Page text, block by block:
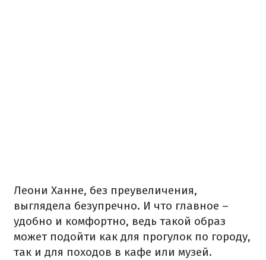
Леони Ханне, без преувеличения,
выглядела безупречно. И что главное –
удобно и комфортно, ведь такой образ
может подойти как для прогулок по городу,
так и для походов в кафе или музей.